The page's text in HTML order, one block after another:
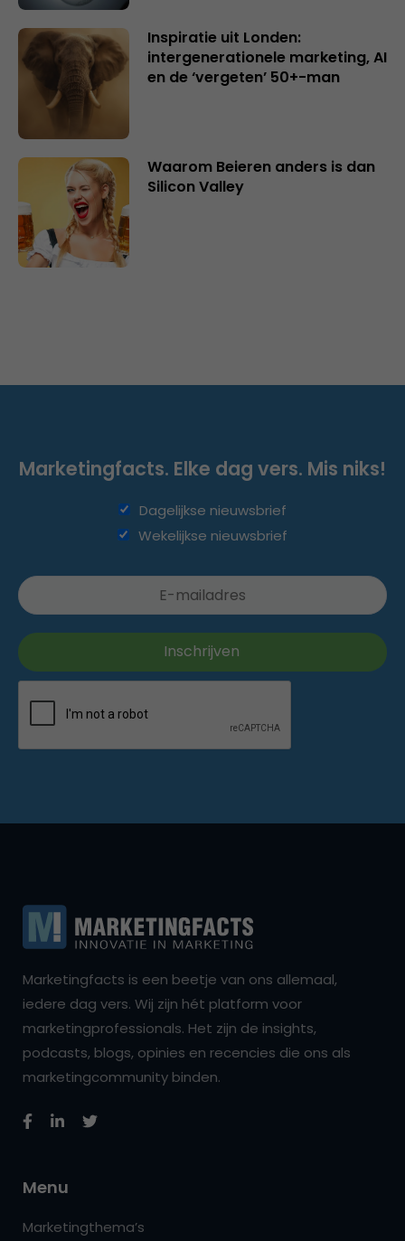
Inspiratie uit Londen:
intergenerationele marketing, AI
en de ‘vergeten’ 50+-man
Waarom Beieren anders is dan
Silicon Valley
Marketingfacts. Elke dag vers. Mis niks!
Dagelijkse nieuwsbrief
Wekelijkse nieuwsbrief
Marketingfacts is een beetje van ons allemaal,
iedere dag vers. Wij zijn hét platform voor
marketingprofessionals. Het zijn de insights,
podcasts, blogs, opinies en recencies die ons als
marketingcommunity binden.
Menu
Marketingthema’s